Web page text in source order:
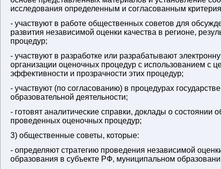
исследования определенным и согласованным
- участвуют в работе общественных советов для
развития независимой оценки качества в регионе,
процедур;
- участвуют в разработке или разрабатывают
организации оценочных процедур с использованием с
эффективности и прозрачности этих процедур;
- участвуют (по согласованию) в процедурах
образовательной деятельности;
- готовят аналитические справки, доклады о состоянии
проведенных оценочных процедур;
3) общественные советы, которые:
- определяют стратегию проведения независимой
образования в субъекте РФ, муниципальном